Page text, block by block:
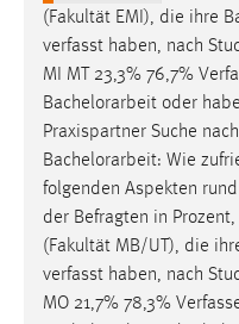
(Fakultät EMI), die ihre
verfasst haben, nach
MI MT 23,3% 76,7%
Bachelorarbeit oder
Praxispartner Suche
Bachelorarbeit: Wie
folgenden Aspekten
der Befragten in
(Fakultät MB/UT), die
verfasst haben, nach
MO 21,7% 78,3%
_fbp
Anbieter:
Facebook
Zweck:
Conversion-Tracking
Cookie Laufzeit:
3 Monate